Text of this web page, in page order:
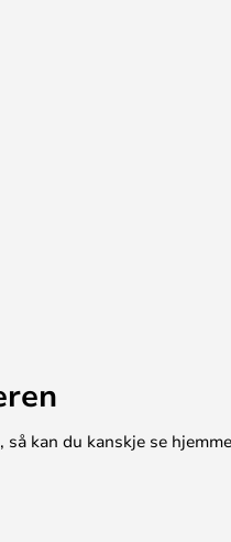
kan du kanskje se